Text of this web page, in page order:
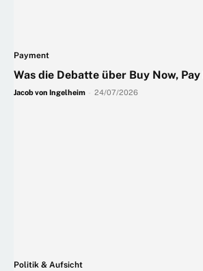
Payment
Was die Debatte über Buy Now,
Jacob von Ingelheim 24/07/2026
Politik & Aufsicht